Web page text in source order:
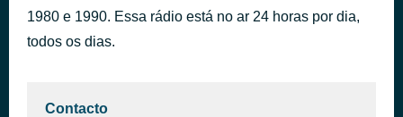
1980 e 1990. Essa rádio está no ar 24 horas por dia,
todos os dias.
Contacto